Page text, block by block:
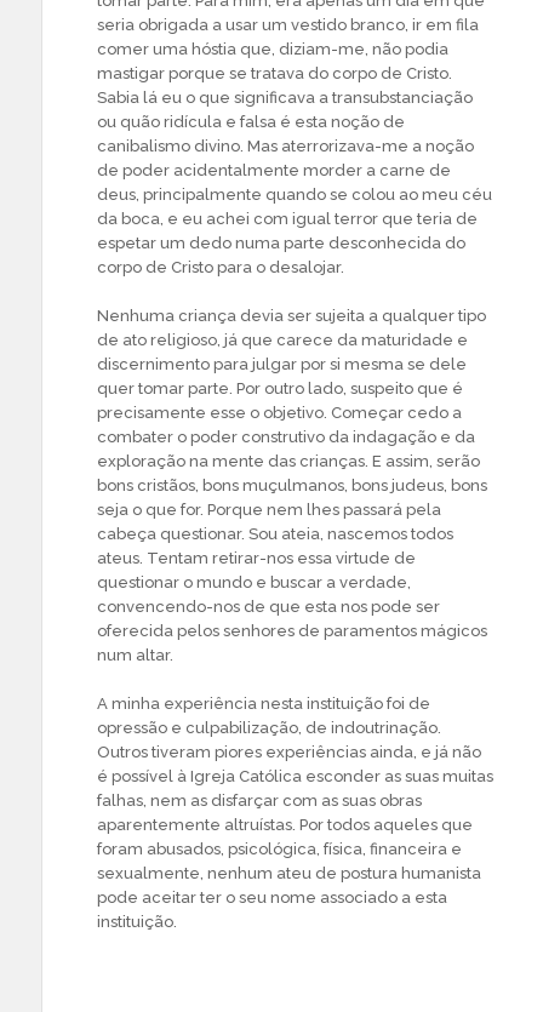
seria obrigada a usar um vestido branco, ir em fila
comer uma hóstia que, diziam-me, não podia
mastigar porque se tratava do corpo de Cristo.
Sabia lá eu o que significava a transubstanciação
ou quão ridícula e falsa é esta noção de
canibalismo divino. Mas aterrorizava-me a noção
de poder acidentalmente morder a carne de
deus, principalmente quando se colou ao meu céu
da boca, e eu achei com igual terror que teria de
espetar um dedo numa parte desconhecida do
corpo de Cristo para o desalojar.
Nenhuma criança devia ser sujeita a qualquer tipo
de ato religioso, já que carece da maturidade e
discernimento para julgar por si mesma se dele
quer tomar parte. Por outro lado, suspeito que é
precisamente esse o objetivo. Começar cedo a
combater o poder construtivo da indagação e da
exploração na mente das crianças. E assim, serão
bons cristãos, bons muçulmanos, bons judeus, bons
seja o que for. Porque nem lhes passará pela
cabeça questionar. Sou ateia, nascemos todos
ateus. Tentam retirar-nos essa virtude de
questionar o mundo e buscar a verdade,
convencendo-nos de que esta nos pode ser
oferecida pelos senhores de paramentos mágicos
num altar.
A minha experiência nesta instituição foi de
opressão e culpabilização, de indoutrinação.
Outros tiveram piores experiências ainda, e já não
é possível à Igreja Católica esconder as suas muitas
falhas, nem as disfarçar com as suas obras
aparentemente altruístas. Por todos aqueles que
foram abusados, psicológica, física, financeira e
sexualmente, nenhum ateu de postura humanista
pode aceitar ter o seu nome associado a esta
instituição.